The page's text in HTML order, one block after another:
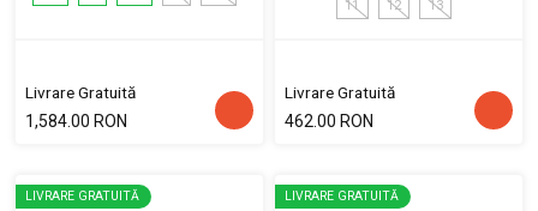
Livrare Gratuită
1,584.00 RON
11 12 13
Livrare Gratuită
462.00 RON
LIVRARE GRATUITĂ LIVRARE GRATUITĂ